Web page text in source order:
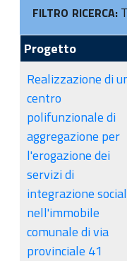
FILTRO RICERCA:
Progetto
Realizzazione di
centro
polifunzionale di
aggregazione per
l'erogazione dei
servizi di
integrazione
nell'immobile
comunale di via
provinciale 41